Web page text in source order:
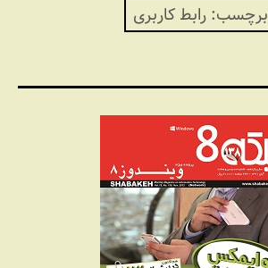
برچسب:رابط کاربری